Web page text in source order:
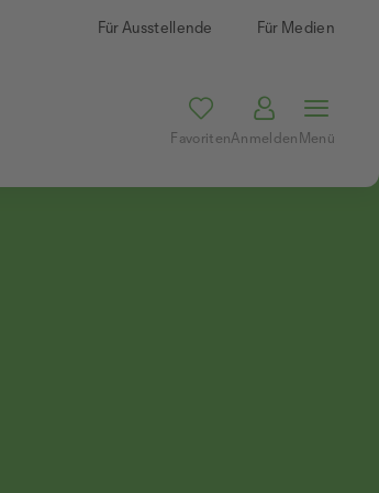
Für Ausstellende Für Medien
FavoritenAnmeldenMenü